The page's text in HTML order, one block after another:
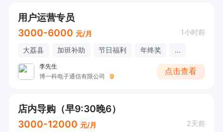
用户运营专员
3000-6000 元/月 1小时前
大荔县 加班补助 节日福利 年终奖 ...
李先生
博一科电子通信有限公司
点击查看
店内导购（早9:30晚6）
3000-12000 元/月 2天前